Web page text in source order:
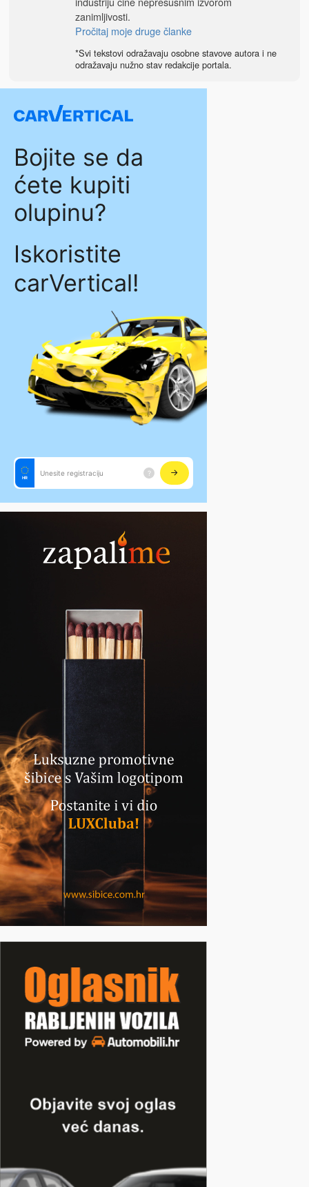
zanimljivosti.
Pročitaj moje druge članke
*Svi tekstovi odražavaju osobne stavove autora i ne
odražavaju nužno stav redakcije portala.